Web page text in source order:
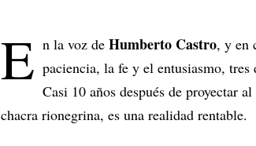
E n la voz de Humberto Castro, y en
paciencia, la fe y el entusiasmo, tres
Casi 10 años después de proyectar
chacra rionegrina, es una realidad rentable.